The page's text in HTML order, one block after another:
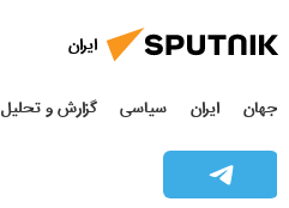
ایران
جهان ایران سیاسی گزارش و تحلیل